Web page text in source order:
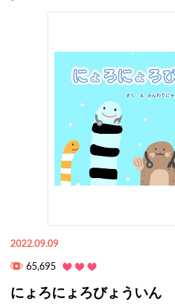
2022.09.09
65,695
にょろにょろびょういん